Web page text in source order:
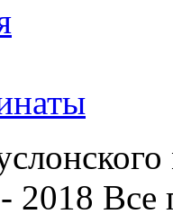
2018